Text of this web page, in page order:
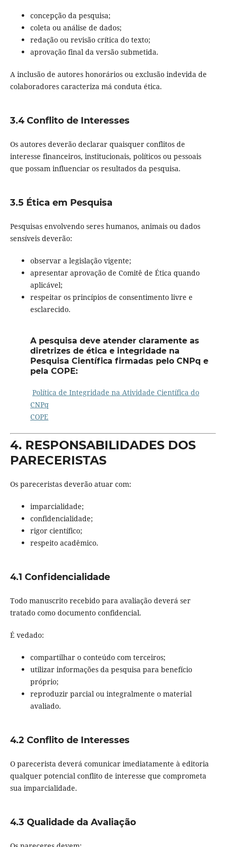
concepção da pesquisa;
coleta ou análise de dados;
redação ou revisão crítica do texto;
aprovação final da versão submetida.
A inclusão de autores honorários ou exclusão indevida de
colaboradores caracteriza má conduta ética.
3.4 Conflito de Interesses
Os autores deverão declarar quaisquer conflitos de
interesse financeiros, institucionais, políticos ou pessoais
que possam influenciar os resultados da pesquisa.
3.5 Ética em Pesquisa
Pesquisas envolvendo seres humanos, animais ou dados
sensíveis deverão:
observar a legislação vigente;
apresentar aprovação de Comitê de Ética quando
aplicável;
respeitar os princípios de consentimento livre e
esclarecido.
A pesquisa deve atender claramente as
diretrizes de ética e integridade na
Pesquisa Científica firmadas pelo CNPq e
pela COPE:
Política de Integridade na Atividade Científica do
CNPq
COPE
4. RESPONSABILIDADES DOS
PARECERISTAS
Os pareceristas deverão atuar com:
imparcialidade;
confidencialidade;
rigor científico;
respeito acadêmico.
4.1 Confidencialidade
Todo manuscrito recebido para avaliação deverá ser
tratado como documento confidencial.
É vedado:
compartilhar o conteúdo com terceiros;
utilizar informações da pesquisa para benefício
próprio;
reproduzir parcial ou integralmente o material
avaliado.
4.2 Conflito de Interesses
O parecerista deverá comunicar imediatamente à editoria
qualquer potencial conflito de interesse que comprometa
sua imparcialidade.
4.3 Qualidade da Avaliação